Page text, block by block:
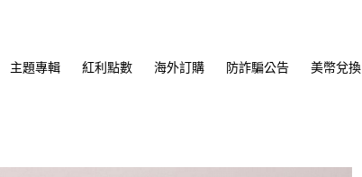
主題專輯 紅利點數 海外訂購 防詐騙公告 美幣兌換